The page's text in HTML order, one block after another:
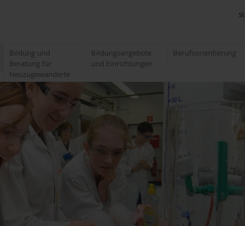
Bildung und
Beratung für
Neuzugewanderte
Bildungsangebote
und Einrichtungen
Berufsorientierung